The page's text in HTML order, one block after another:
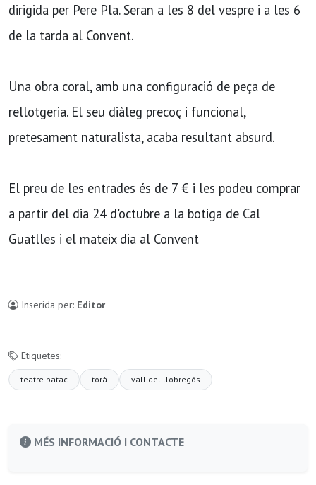
dirigida per Pere Pla. Seran a les 8 del vespre i a les 6
de la tarda al Convent.
Una obra coral, amb una configuració de peça de
rellotgeria. El seu diàleg precoç i funcional,
pretesament naturalista, acaba resultant absurd.
El preu de les entrades és de 7 € i les podeu comprar
a partir del dia 24 d'octubre a la botiga de Cal
Guatlles i el mateix dia al Convent
Inserida per: Editor
Etiquetes:
teatre patac torà vall del llobregós
MÉS INFORMACIÓ I CONTACTE